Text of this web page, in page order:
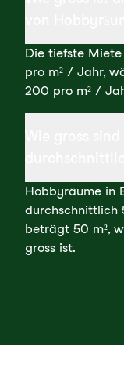
Die tiefste
pro m² / Jahr,
200 pro m² /
Hobbyräume in
durchschnittlich
beträgt 50 m²,
gross ist.